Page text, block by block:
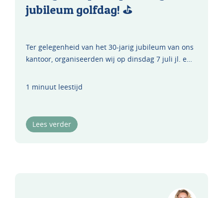
jubileum golfdag! ⛳️
Ter gelegenheid van het 30-jarig jubileum van ons
kantoor, organiseerden wij op dinsdag 7 juli jl. e…
1 minuut leestijd
Lees verder